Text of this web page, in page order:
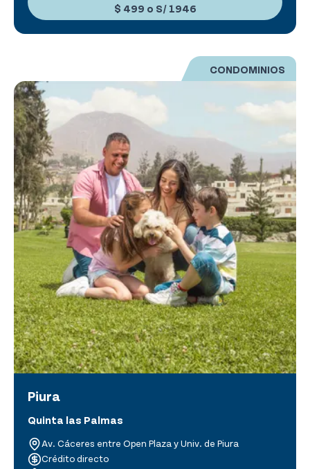
$ 499 o S/ 1946
CONDOMINIOS
Piura
Quinta las Palmas
Av. Cáceres entre Open Plaza y Univ. de Piura
Crédito directo